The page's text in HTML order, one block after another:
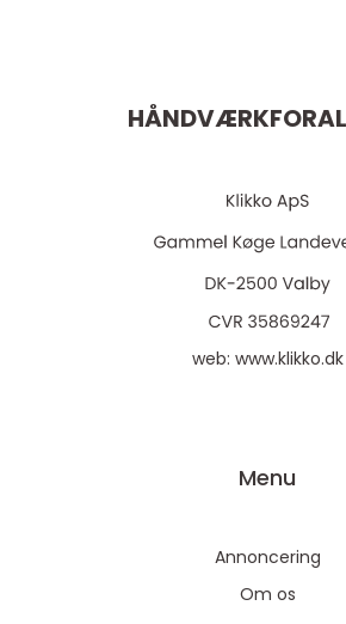
web: www.klikko.dk
Menu
Annoncering
Om os